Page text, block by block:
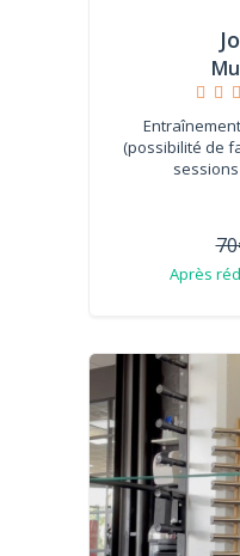
(possibilité de
Après